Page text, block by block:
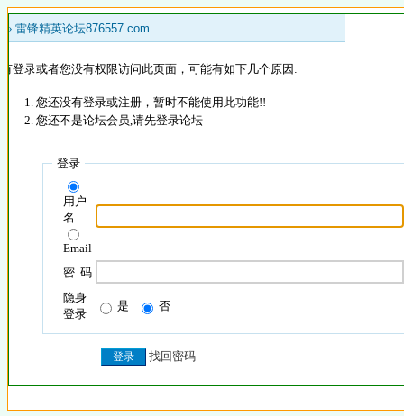
» 雷锋精英论坛876557.com
登录或者您没有权限访问此页面，可能有如下几个原因:
您还没有登录或注册，暂时不能使用此功能!!
您还不是论坛会员,请先登录论坛
登录
用户
名
Email
密 码
隐身
登录
是 否
找回密码